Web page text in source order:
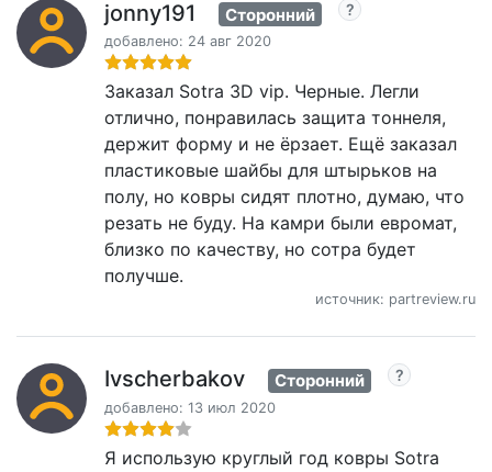
jonny191 Сторонний
добавлено: 24 авг 2020
Заказал Sotra 3D vip. Черные. Легли
отлично, понравилась защита тоннеля,
держит форму и не ёрзает. Ещё заказал
пластиковые шайбы для штырьков на
полу, но ковры сидят плотно, думаю, что
резать не буду. На камри были евромат,
близко по качеству, но сотра будет
получше.
источник: partreview.ru
Ivscherbakov Сторонний
добавлено: 13 июл 2020
Я использую круглый год ковры Sotra